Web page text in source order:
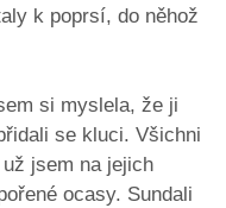
k poprsí, do něhož
si myslela, že ji
se kluci. Všichni
jsem na jejich
ocasy. Sundali